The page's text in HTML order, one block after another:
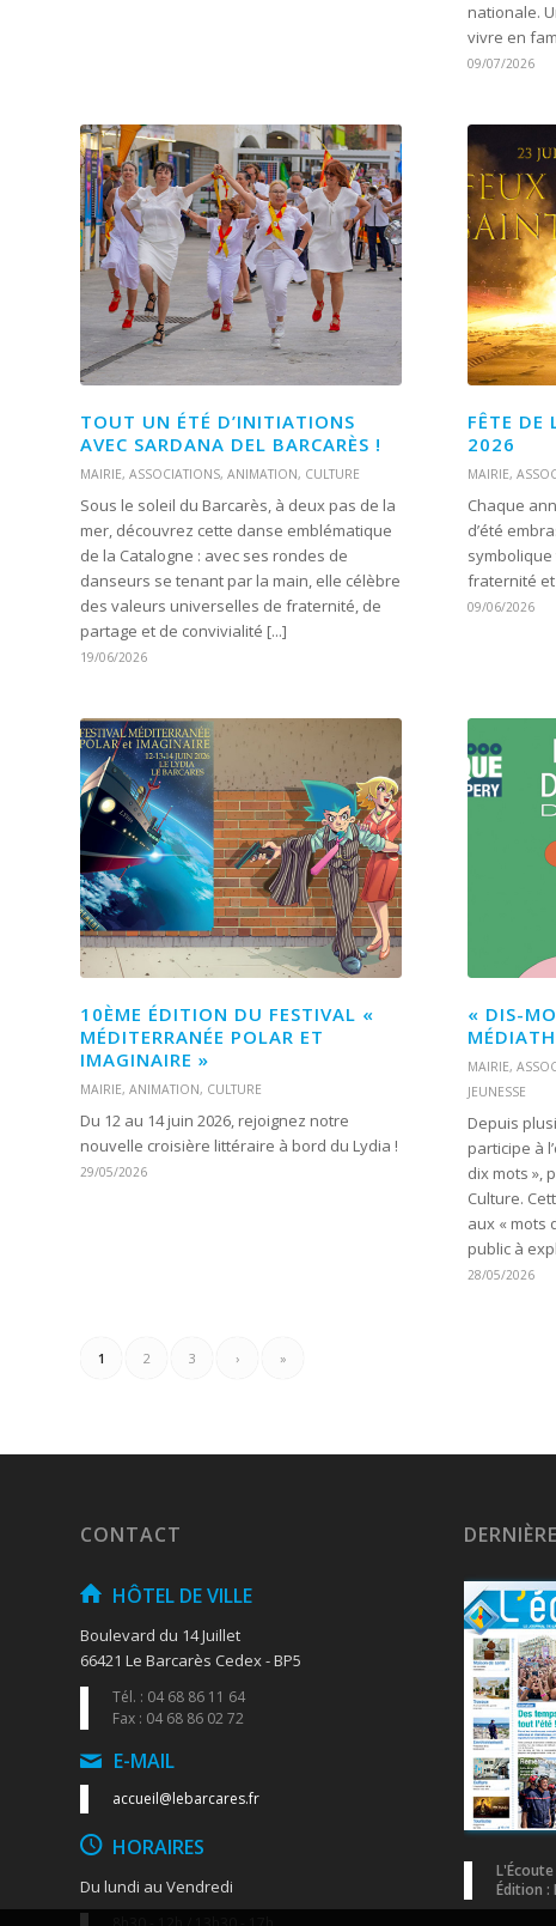
nationale.
vivre en
09/07/2026
TOUT UN ÉTÉ D’INITIATIONS
AVEC SARDANA DEL BARCARÈS !
MAIRIE, ASSOCIATIONS, ANIMATION, CULTURE
Sous le soleil du Barcarès, à deux pas de la
mer, découvrez cette danse emblématique
de la Catalogne : avec ses rondes de
danseurs se tenant par la main, elle célèbre
des valeurs universelles de fraternité, de
partage et de convivialité [...]
19/06/2026
FÊTE DE
2026
MAIRIE,
Chaque
d’été
fraternité et
09/06/2026
10ÈME ÉDITION DU FESTIVAL «
MÉDITERRANÉE POLAR ET
IMAGINAIRE »
MAIRIE, ANIMATION, CULTURE
Du 12 au 14 juin 2026, rejoignez notre
nouvelle croisière littéraire à bord du Lydia !
29/05/2026
« DIS-
MAIRIE,
JEUNESSE
Depuis
participe à
dix mots »,
Culture.
aux « mots
public à
28/05/2026
1 2 3 › »
CONTACT
HÔTEL DE VILLE
Boulevard du 14 Juillet
66421 Le Barcarès Cedex - BP5
Tél. : 04 68 86 11 64
Fax : 04 68 86 02 72
E-MAIL
accueil@lebarcares.fr
HORAIRES
Du lundi au Vendredi
Édition :